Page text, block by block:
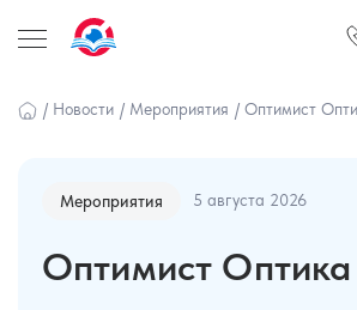
/ Новости / Мероприятия / Оптимист
Мероприятия 5 августа 2026
Оптимист